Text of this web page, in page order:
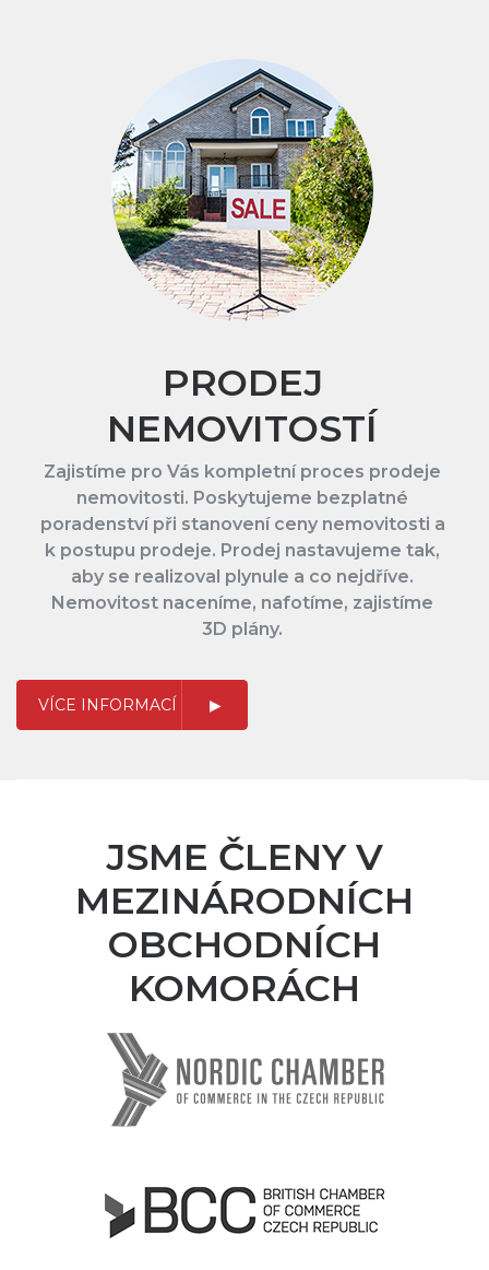
PRODEJ
NEMOVITOSTÍ
Zajistíme pro Vás kompletní proces prodeje
nemovitosti. Poskytujeme bezplatné
poradenství při stanovení ceny nemovitosti a
k postupu prodeje. Prodej nastavujeme tak,
aby se realizoval plynule a co nejdříve.
Nemovitost naceníme, nafotíme, zajistíme
3D plány.
VÍCE INFORMACÍ
JSME ČLENY V
MEZINÁRODNÍCH
OBCHODNÍCH
KOMORÁCH